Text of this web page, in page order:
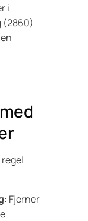
i
(2860)
Fjerner